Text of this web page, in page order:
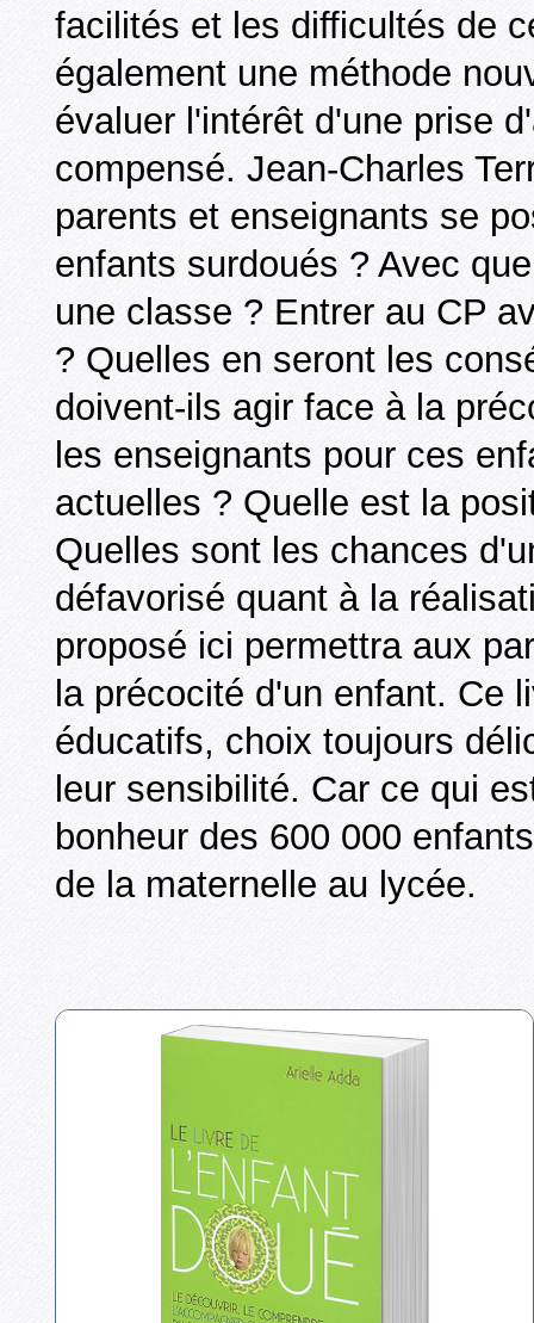
facilités et les difficultés de
également une méthode
évaluer l'intérêt d'une prise
compensé. Jean-Charles
parents et enseignants se
enfants surdoués ? Avec
une classe ? Entrer au CP
? Quelles en seront les
doivent-ils agir face à la
les enseignants pour ces
actuelles ? Quelle est la
Quelles sont les chances
défavorisé quant à la
proposé ici permettra aux
la précocité d'un enfant. Ce
éducatifs, choix toujours
leur sensibilité. Car ce qui
bonheur des 600 000
de la maternelle au lycée.